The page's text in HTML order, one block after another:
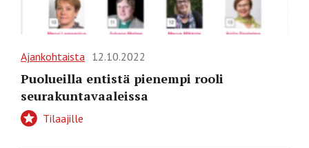
Ajankohtaista 12.10.2022
Puolueilla entistä pienempi rooli
seurakuntavaaleissa
Tilaajille